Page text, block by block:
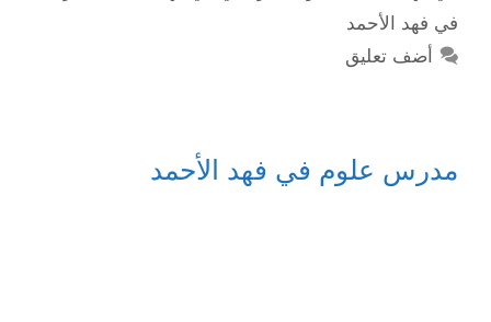
في فهد الأحمد
أضف تعليق
مدرس علوم في فهد الأحمد